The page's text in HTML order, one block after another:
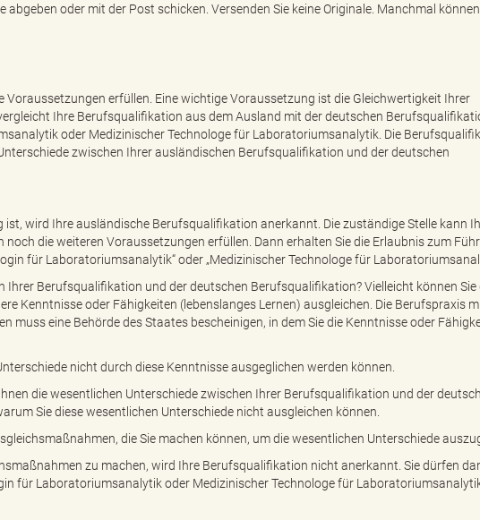
oder mit der Post schicken. Versenden Sie keine Originale. Manchmal können
Voraussetzungen erfüllen. Eine wichtige Voraussetzung ist die Gleichwertigkeit Ihrer
Ihre Berufsqualifikation aus dem Ausland mit der deutschen
oder Medizinischer Technologe für Laboratoriumsanalytik. Die
zwischen Ihrer ausländischen Berufsqualifikation und der deutschen
wird Ihre ausländische Berufsqualifikation anerkannt. Die zuständige Stelle kann
die weiteren Voraussetzungen erfüllen. Dann erhalten Sie die Erlaubnis zum
für Laboratoriumsanalytik“ oder „Medizinischer Technologe für
Ihrer Berufsqualifikation und der deutschen Berufsqualifikation? Vielleicht können Sie
Kenntnisse oder Fähigkeiten (lebenslanges Lernen) ausgleichen. Die Berufspraxis
muss eine Behörde des Staates bescheinigen, in dem Sie die Kenntnisse oder
nicht durch diese Kenntnisse ausgeglichen werden können.
die wesentlichen Unterschiede zwischen Ihrer Berufsqualifikation und der
Sie diese wesentlichen Unterschiede nicht ausgleichen können.
die Sie machen können, um die wesentlichen Unterschiede
zu machen, wird Ihre Berufsqualifikation nicht anerkannt. Sie dürfen
für Laboratoriumsanalytik oder Medizinischer Technologe für